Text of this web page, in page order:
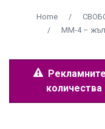
Home /
/
MM-4 –
Рекламните